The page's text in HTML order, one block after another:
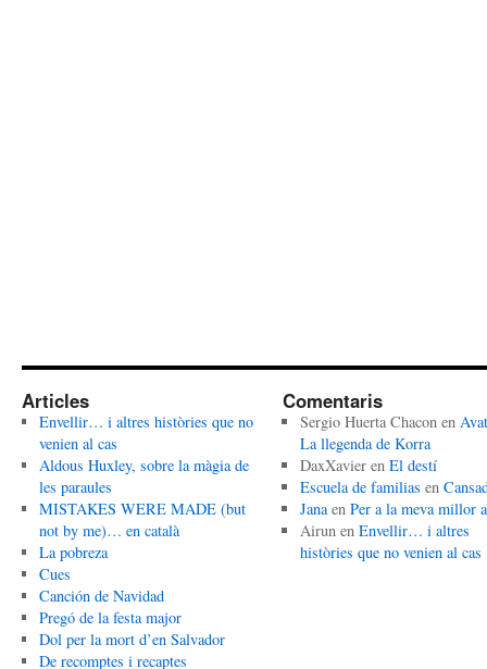
Articles
Envellir… i altres històries que no
venien al cas
Aldous Huxley, sobre la màgia de
les paraules
MISTAKES WERE MADE (but
not by me)… en català
La pobreza
Cues
Canción de Navidad
Pregó de la festa major
Dol per la mort d’en Salvador
De recomptes i recaptes
Comentaris
Sergio Huerta Chaconen
La llegenda de Korra
DaxXavieren El destí
Escuela de familias en
Janaen Per a la meva millor
Airunen Envellir… i altres
històries que no venien al cas